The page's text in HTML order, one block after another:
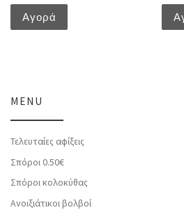
Αγορά
MENU
Τελευταίες αφίξεις
Σπόροι 0.50€
Σπόροι κολοκύθας
Ανοιξιάτικοι βολβοί